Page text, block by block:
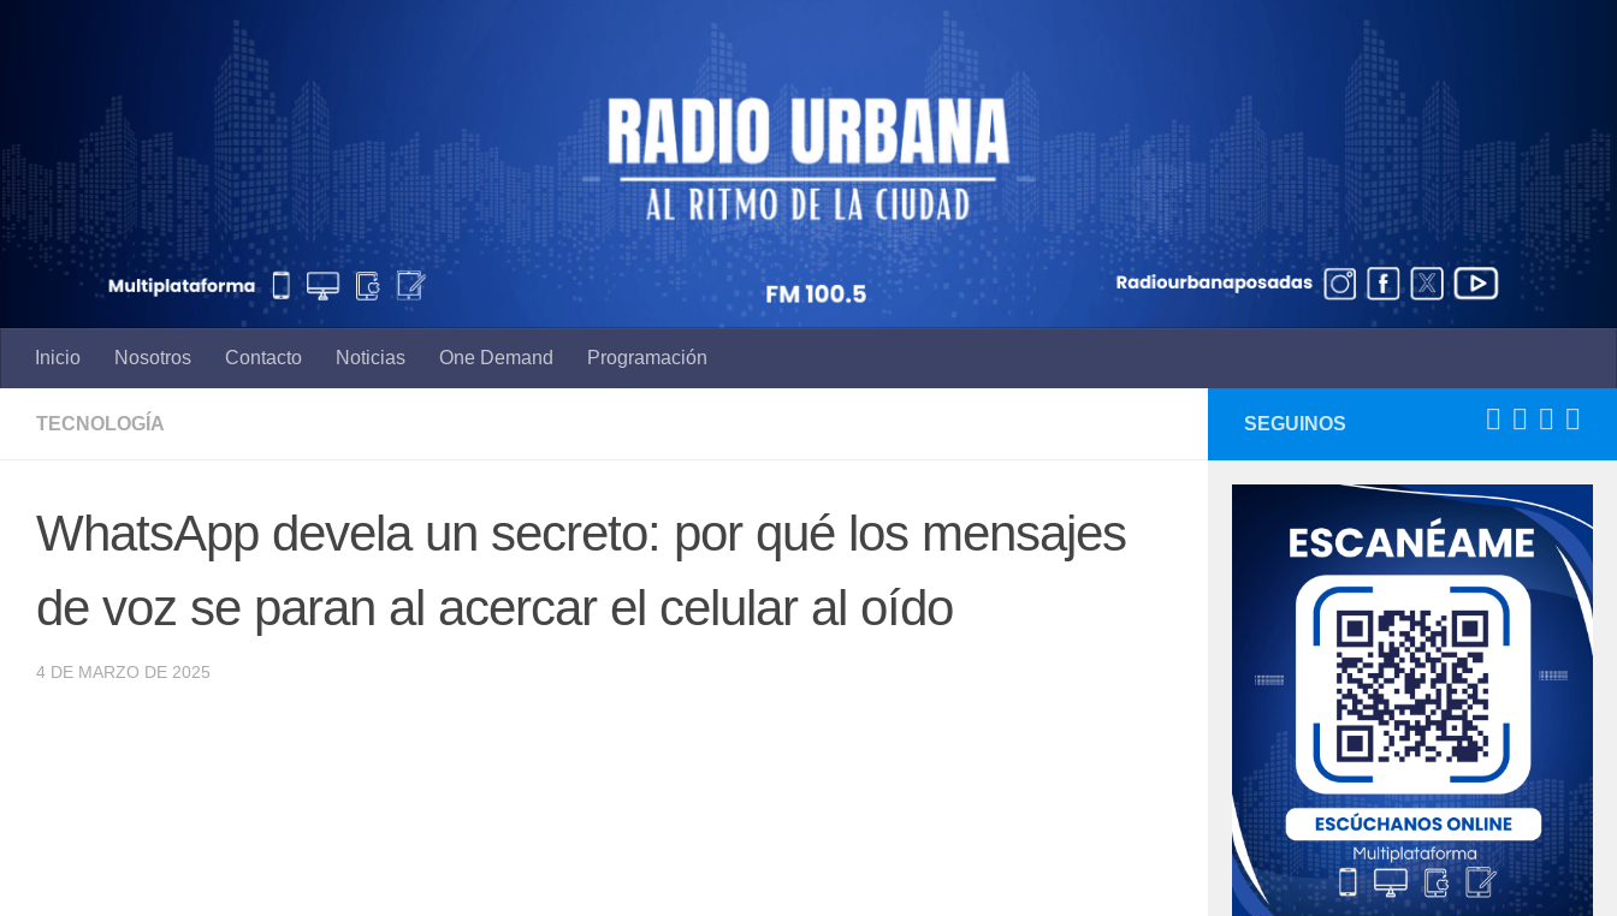
Inicio Nosotros Contacto Noticias One Demand Programación
TECNOLOGÍA
WhatsApp devela un secreto: por qué los mensajes
de voz se paran al acercar el celular al oído
4 DE MARZO DE 2025
SEGUINOS